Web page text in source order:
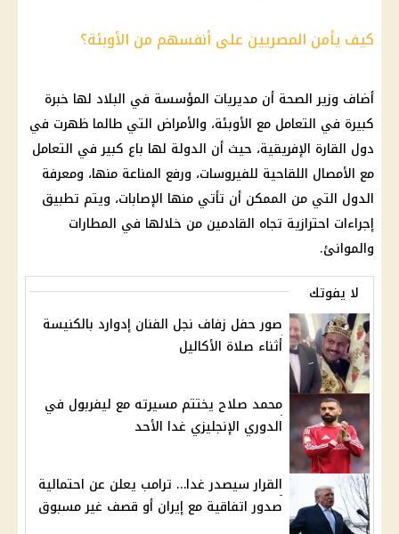
كيف يأمن المصريين على أنفسهم من الأوبئة؟
أضاف وزير الصحة أن مديريات المؤسسة في البلاد لها خبرة
كبيرة في التعامل مع الأوبئة، والأمراض التي طالما ظهرت في
دول القارة الإفريقية، حيث أن الدولة لها باع كبير في التعامل
مع الأمصال اللقاحية للفيروسات، ورفع المناعة منها، ومعرفة
الدول التي من الممكن أن تأتي منها الإصابات، ويتم تطبيق
إجراءات احترازية تجاه القادمين من خلالها في المطارات
والموانئ.
لا يفوتك
صور حفل زفاف نجل الفنان إدوارد بالكنيسة
أثناء صلاة الأكاليل
محمد صلاح يختتم مسيرته مع ليفربول في
الدوري الإنجليزي غدا الأحد
القرار سيصدر غدا… ترامب يعلن عن احتمالية
صدور اتفاقية مع إيران أو قصف غير مسبوق